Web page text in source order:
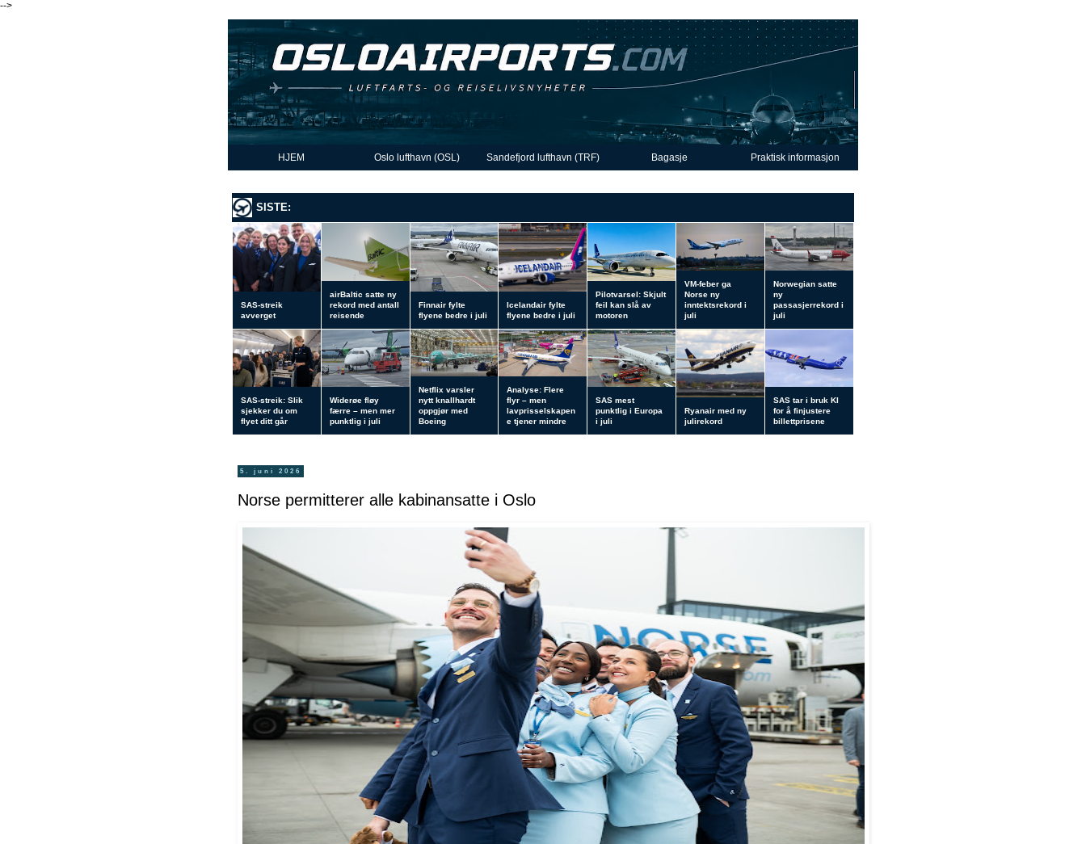
-->
HJEM Oslo lufthavn (OSL) Sandefjord lufthavn (TRF) Bagasje Praktisk informasjon
SISTE:
SAS-streik
avverget
airBaltic satte ny
rekord med antall
reisende
Finnair fylte
flyene bedre i juli
Icelandair fylte
flyene bedre i juli
Pilotvarsel: Skjult
feil kan slå av
motoren
VM-feber ga
Norse ny
inntektsrekord i
juli
Norwegian satte
ny
passasjerrekord i
juli
SAS-streik: Slik
sjekker du om
flyet ditt går
Widerøe fløy
færre – men mer
punktlig i juli
Netflix varsler
nytt knallhardt
oppgjør med
Boeing
Analyse: Flere
flyr – men
lavprisselskapen
e tjener mindre
SAS mest
punktlig i Europa
i juli
Ryanair med ny
julirekord
SAS tar i bruk KI
for å finjustere
billettprisene
5. juni 2026
Norse permitterer alle kabinansatte i Oslo